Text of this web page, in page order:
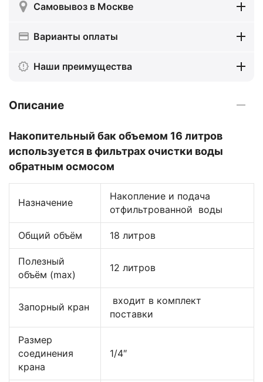
Самовывоз в Москве
Варианты оплаты
Наши преимущества
Описание
Накопительный бак объемом 16 литров
используется в фильтрах очистки воды
обратным осмосом
Назначение
Накопление и подача
отфильтрованной воды
Общий объём 18 литров
Полезный
объём (max)
12 литров
Запорный кран
входит в комплект
поставки
Размер
соединения
крана
1/4″